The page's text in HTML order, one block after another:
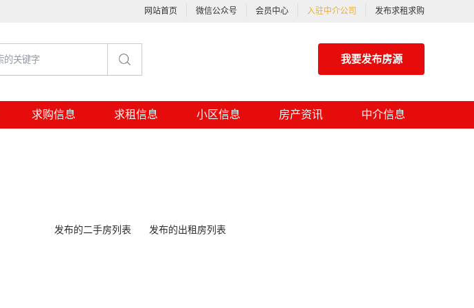
网站首页 微信公众号 会员中心 入驻中介公司 发布求租求购
我要发布房源
求购信息 求租信息 小区信息 房产资讯 中介信息
发布的二手房列表 发布的出租房列表